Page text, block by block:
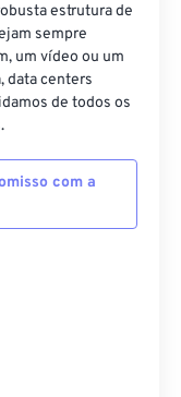
estrutura de
sempre
um vídeo ou um
data centers
de todos os
com a